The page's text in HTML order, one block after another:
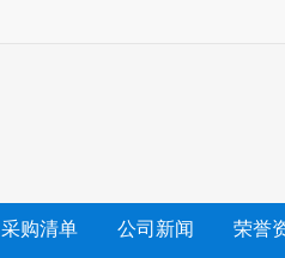
采购清单 公司新闻 荣誉